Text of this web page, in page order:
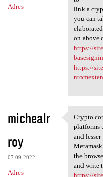
Adres
link a
you can
elaborated
on above
https://
https://
michealr
roy
07.09.2022
Adres
platforms
and
the
and write
https://